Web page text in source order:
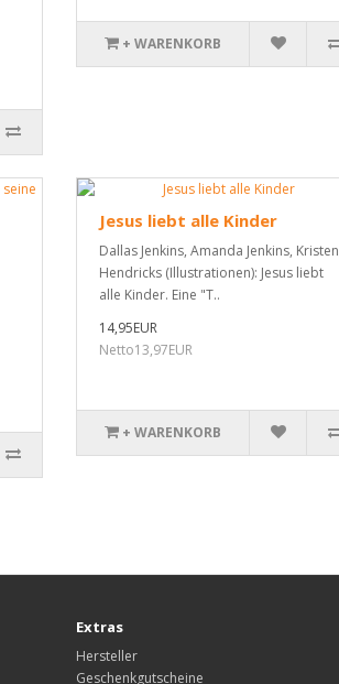
+ WARENKORB
Jesus liebt alle Kinder
Dallas Jenkins, Amanda Jenkins, Kristen
Hendricks (Illustrationen): Jesus liebt
alle Kinder. Eine "T..
14,95EUR
Netto13,97EUR
+ WARENKORB
Extras
Hersteller
Geschenkgutscheine